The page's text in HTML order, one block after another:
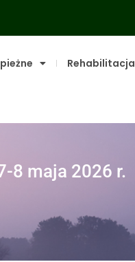
Rehabilitacja
8 maja 2026 r.